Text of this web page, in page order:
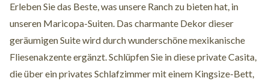
Erleben Sie das Beste, was unsere Ranch zu bieten hat, in
unseren Maricopa-Suiten. Das charmante Dekor dieser
geräumigen Suite wird durch wunderschöne mexikanische
Fliesenakzente ergänzt. Schlüpfen Sie in diese private Casita,
die über ein privates Schlafzimmer mit einem Kingsize-Bett,